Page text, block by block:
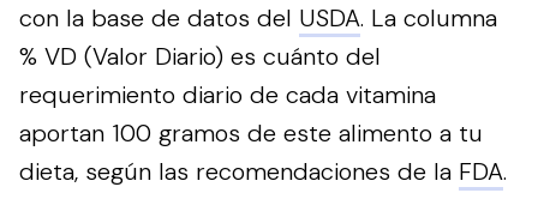
con la base de datos del USDA. La columna
% VD (Valor Diario) es cuánto del
requerimiento diario de cada vitamina
aportan 100 gramos de este alimento a tu
dieta, según las recomendaciones de la FDA.